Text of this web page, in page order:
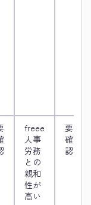
freee
人事
労務
との
親和
性が
高い
要
確
認